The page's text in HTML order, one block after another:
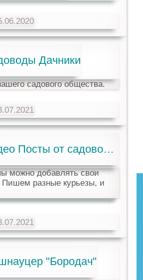
Дачники
садового общества.
Видео Посты от садоводов.
можно добавлять свои
Пишем разные курьезы, и
"Бородач"